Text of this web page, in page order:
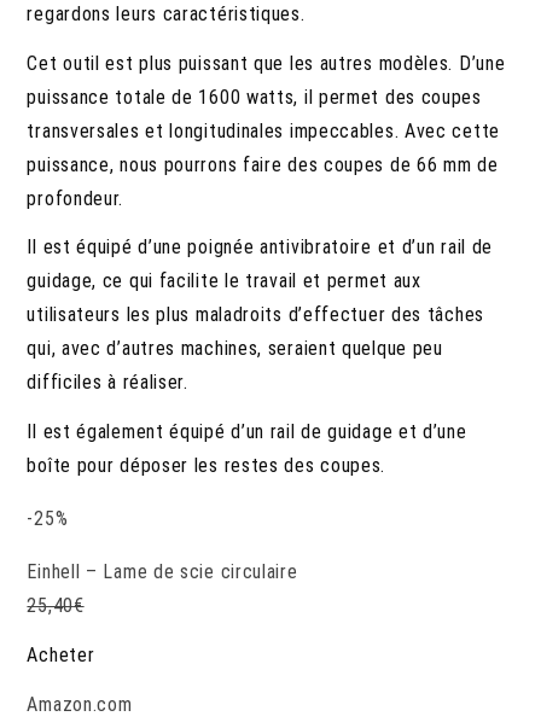
regardons leurs caractéristiques.
Cet outil est plus puissant que les autres modèles. D’une
puissance totale de 1600 watts, il permet des coupes
transversales et longitudinales impeccables. Avec cette
puissance, nous pourrons faire des coupes de 66 mm de
profondeur.
Il est équipé d’une poignée antivibratoire et d’un rail de
guidage, ce qui facilite le travail et permet aux
utilisateurs les plus maladroits d’effectuer des tâches
qui, avec d’autres machines, seraient quelque peu
difficiles à réaliser.
Il est également équipé d’un rail de guidage et d’une
boîte pour déposer les restes des coupes.
-25%
Einhell – Lame de scie circulaire
25,40€
Acheter
Amazon.com